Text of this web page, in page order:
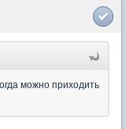
можно приходить